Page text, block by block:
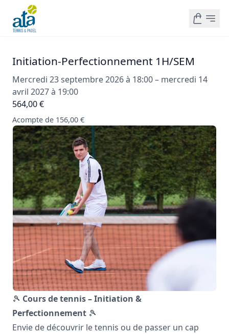
Initiation-Perfectionnement 1H/SEM
Mercredi 23 septembre 2026 à 18:00 – mercredi 14
avril 2027 à 19:00
564,00 €
Acompte de 156,00 €
🎾 Cours de tennis – Initiation &
Perfectionnement 🎾
Envie de découvrir le tennis ou de passer un cap